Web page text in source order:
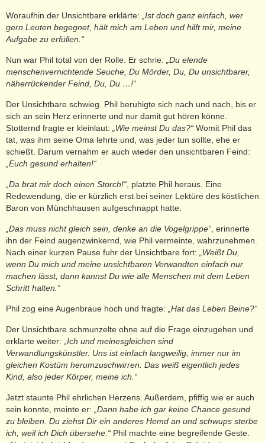
Woraufhin der Unsichtbare erklärte:
„Ist doch ganz einfach, wer
gern Leuten begegnet, hält mich am Leben und hilft mir, meine
Aufgabe zu erfüllen.“
Nun war Phil total von der Rolle. Er schrie:
„Du elende
menschenvernichtende Seuche, Du Mörder, Du, Du unsichtbarer,
näherrückender Feind, Du, Du …!“
Der Unsichtbare schwieg. Phil beruhigte sich nach und nach, bis er
sich an sein Herz erinnerte und nur damit gut hören könne.
Stotternd fragte er kleinlaut:
„Wie meinst Du das?“ Womit Phil das
tat, was ihm seine Oma lehrte und, was jeder tun sollte, ehe er
schießt. Darum vernahm er auch wieder den unsichtbaren Feind:
„Euch gesund erhalten!“
„Da brat mir doch einen Storch!“ , platzte Phil heraus. Eine
Redewendung, die er kürzlich erst bei seiner Lektüre des köstlichen
Baron von Münchhausen aufgeschnappt hatte.
„Das muss nicht gleich sein, denke an die Vogelgrippe“ , erinnerte
ihn der Feind augenzwinkernd, wie Phil vermeinte, wahrzunehmen.
Nach einer kurzen Pause fuhr der Unsichtbare fort:
„Weißt Du,
wenn Du mich und meine unsichtbaren Verwandten einfach nur
machen lässt, dann kannst Du wie alle Menschen mit dem Leben
Schritt halten.“
Phil zog eine Augenbraue hoch und fragte: „Hat das Leben Beine?“
Der Unsichtbare schmunzelte ohne auf die Frage einzugehen und
erklärte weiter:
„Ich und meinesgleichen sind
Verwandlungskünstler. Uns ist einfach langweilig, immer nur im
gleichen Kostüm herumzuschwirren. Das weiß eigentlich jedes
Kind, also jeder Körper, meine ich.“
Jetzt staunte Phil ehrlichen Herzens. Außerdem, pfiffig wie er auch
sein konnte, meinte er:
„Dann habe ich gar keine Chance gesund
zu bleiben. Du ziehst Dir ein anderes Hemd an und schwups sterbe
ich, weil ich Dich übersehe.“ Phil machte eine begreifende Geste.